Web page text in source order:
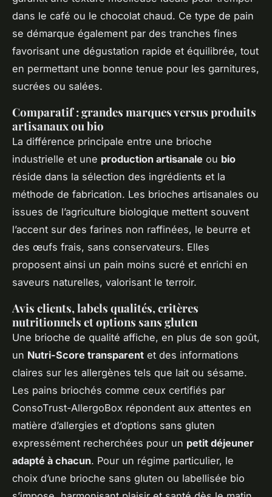
dans le café ou le chocolat chaud. Ce type de pain
se démarque également par des tranches fines
favorisant une dégustation rapide et équilibrée, tout
en permettant une bonne tenue pour les garnitures,
sucrées ou salées.
Comparatif : grandes marques versus produits
artisanaux ou bio
La différence principale entre une brioche
industrielle et une production artisanale ou bio
réside dans la sélection des ingrédients et la
méthode de fabrication. Les brioches artisanales ou
issues de l’agriculture biologique mettent souvent
l’accent sur des farines non raffinées, le beurre et
des œufs frais, sans conservateurs. Elles
proposent ainsi un pain moins sucré et enrichi en
saveurs naturelles, valorisant le terroir.
Avis clients, labels qualités, critères
nutritionnels et options sans gluten
Une brioche de qualité affiche, en plus de son goût,
un Nutri-Score transparent et des informations
claires sur les allergènes tels que lait ou sésame.
Les pains briochés comme ceux certifiés par
ConsoTrust-AllergoBox répondent aux attentes en
matière d’allergies et d’options sans gluten
expressément recherchées pour un petit déjeuner
adapté à chacun. Pour un régime particulier, le
choix d’une brioche sans gluten ou labellisée bio